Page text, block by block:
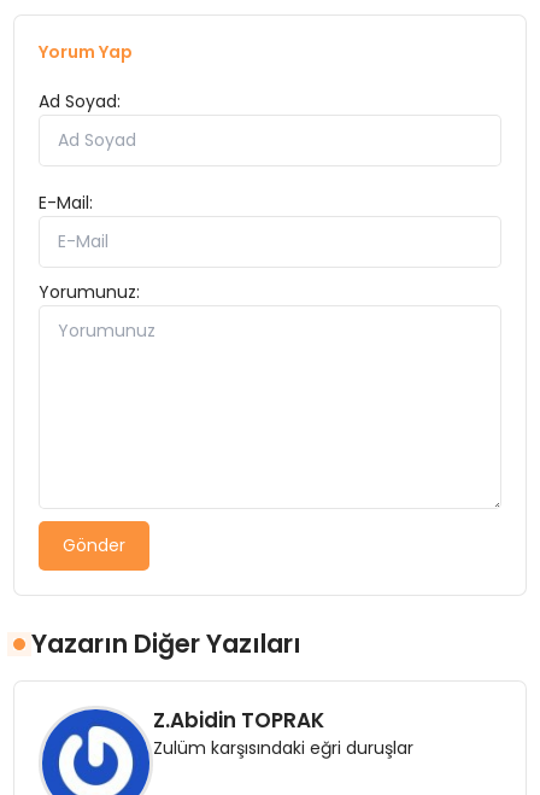
Yorum Yap
Ad Soyad:
E-Mail:
Yorumunuz:
Gönder
Yazarın Diğer Yazıları
Z.Abidin TOPRAK
Zulüm karşısındaki eğri duruşlar